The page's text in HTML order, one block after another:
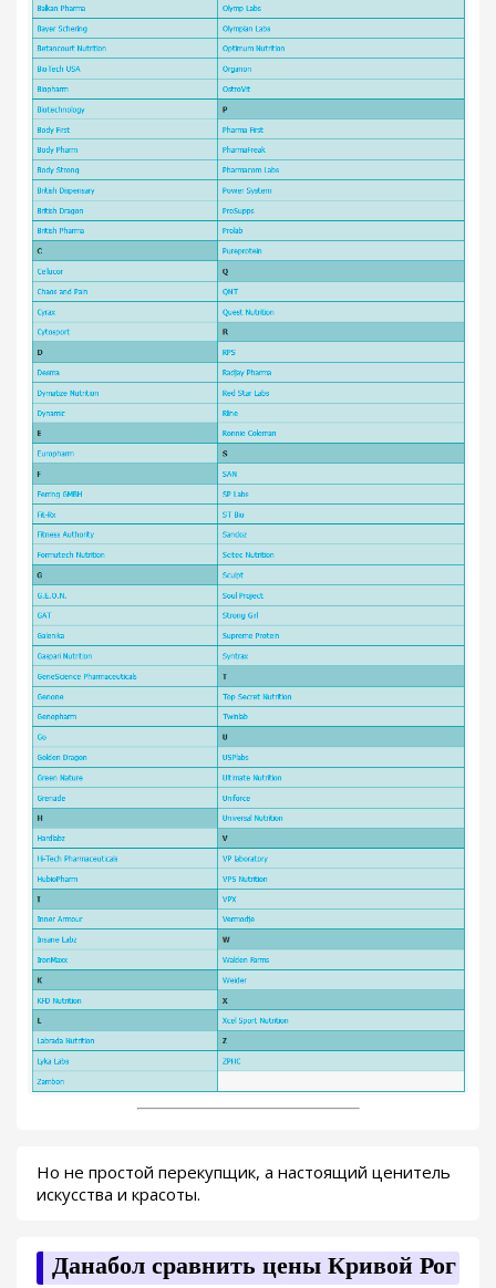
Но не простой перекупщик, а настоящий ценитель
искусства и красоты.
Данабол сравнить цены Кривой Рог